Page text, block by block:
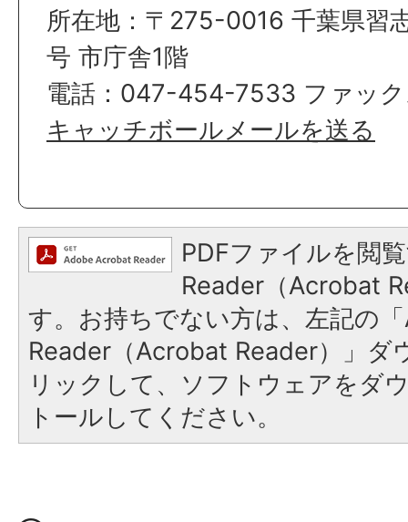
所在地：〒275-0016 千葉県習
号 市庁舎1階
電話：047-454-7533 ファッ
キャッチボールメールを送る
PDFファイルを閲
Reader（Acrobat
す。お持ちでない方は、左記の
Reader（Acrobat Reader）」ダ
リックして、ソフトウェアをダ
トールしてください。